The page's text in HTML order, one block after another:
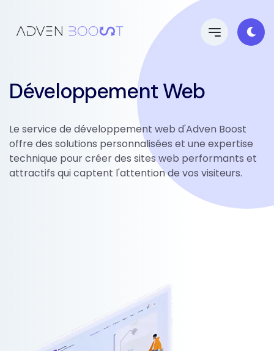
Développement Web
Le service de développement web d'Adven Boost
offre des solutions personnalisées et une expertise
technique pour créer des sites web performants et
attractifs qui captent l'attention de vos visiteurs.